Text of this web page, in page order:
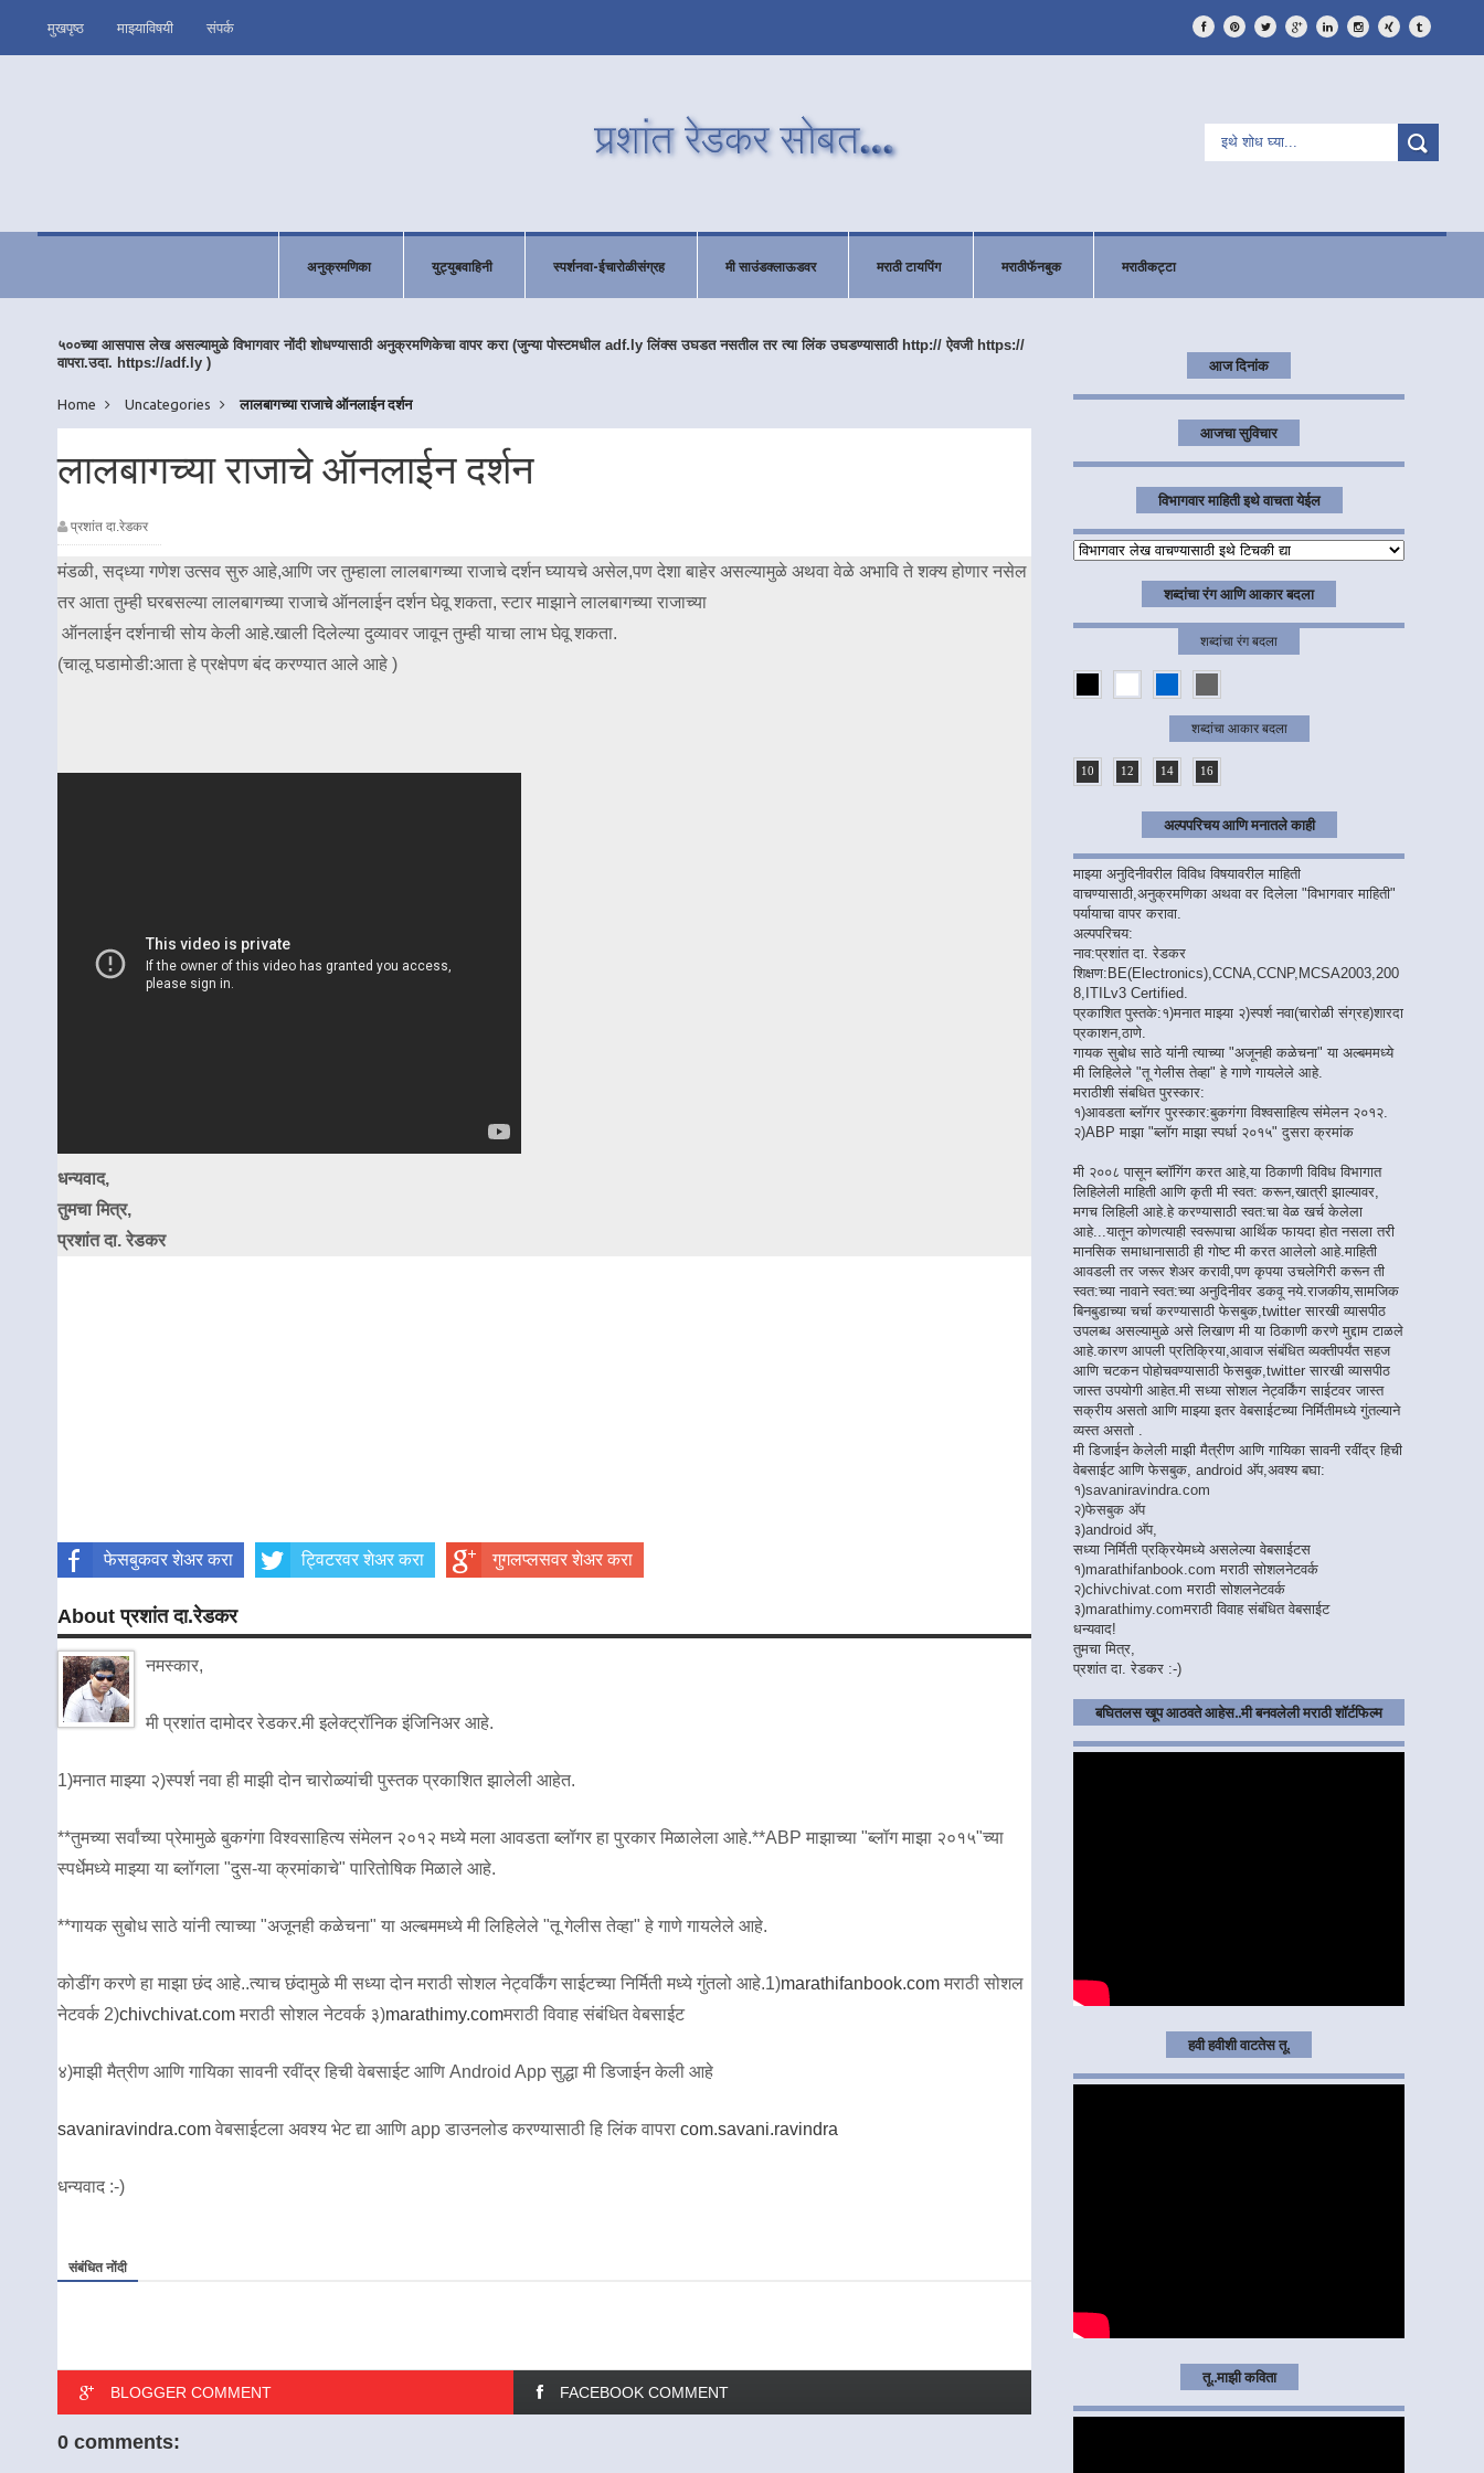
मुखपृष्ठ माझ्याविषयी संपर्क
अनुक्रमणिका युट्युबवाहिनी स्पर्शनवा-ईचारोळीसंग्रह मी साउंडक्लाऊडवर मराठी टायपिंग मराठीफॅनबुक मराठीकट्टा
५००च्या आसपास लेख असल्यामुळे विभागवार नोंदी शोधण्यासाठी अनुक्रमणिकेचा वापर करा (जुन्या पोस्टमधील adf.ly लिंक्स उघडत नसतील तर त्या लिंक उघडण्यासाठी http:// ऐवजी https://
वापरा.उदा. https://adf.ly )
Home Uncategories लालबागच्या राजाचे ऑनलाईन दर्शन
लालबागच्या राजाचे ऑनलाईन दर्शन
प्रशांत दा.रेडकर
मंडळी, सद्ध्या गणेश उत्सव सुरु आहे,आणि जर तुम्हाला लालबागच्या राजाचे दर्शन घ्यायचे असेल,पण देशा बाहेर असल्यामुळे अथवा वेळे अभावि ते शक्य होणार नसेल
तर आता तुम्ही घरबसल्या लालबागच्या राजाचे ऑनलाईन दर्शन घेवू शकता, स्टार माझाने लालबागच्या राजाच्या
ऑनलाईन दर्शनाची सोय केली आहे.खाली दिलेल्या दुव्यावर जावून तुम्ही याचा लाभ घेवू शकता.
(चालू घडामोडी:आता हे प्रक्षेपण बंद करण्यात आले आहे )
धन्यवाद,
तुमचा मित्र,
प्रशांत दा. रेडकर
फेसबुकवर शेअर करा ट्विटरवर शेअर करा गुगलप्लसवर शेअर करा
About प्रशांत दा.रेडकर
नमस्कार,
मी प्रशांत दामोदर रेडकर.मी इलेक्ट्रॉनिक इंजिनिअर आहे.
1)मनात माझ्या २)स्पर्श नवा ही माझी दोन चारोळ्यांची पुस्तक प्रकाशित झालेली आहेत.
**तुमच्या सर्वांच्या प्रेमामुळे बुकगंगा विश्वसाहित्य संमेलन २०१२ मध्ये मला आवडता ब्लॉगर हा पुरकार मिळालेला आहे.**ABP माझाच्या "ब्लॉग माझा २०१५"च्या
स्पर्धेमध्ये माझ्या या ब्लॉगला "दुस-या क्रमांकाचे" पारितोषिक मिळाले आहे.
**गायक सुबोध साठे यांनी त्याच्या "अजूनही कळेचना" या अल्बममध्ये मी लिहिलेले "तू गेलीस तेव्हा" हे गाणे गायलेले आहे.
कोडींग करणे हा माझा छंद आहे..त्याच छंदामुळे मी सध्या दोन मराठी सोशल नेट्वर्किंग साईटच्या निर्मिती मध्ये गुंतलो आहे.1)marathifanbook.com मराठी सोशल
नेटवर्क 2)chivchivat.com मराठी सोशल नेटवर्क ३)marathimy.comमराठी विवाह संबंधित वेबसाईट
४)माझी मैत्रीण आणि गायिका सावनी रवींद्र हिची वेबसाईट आणि Android App सुद्धा मी डिजाईन केली आहे
savaniravindra.com वेबसाईटला अवश्य भेट द्या आणि app डाउनलोड करण्यासाठी हि लिंक वापरा com.savani.ravindra
धन्यवाद :-)
संबंधित नोंदी
BLOGGER COMMENT FACEBOOK COMMENT
0 comments:
आज दिनांक
आजचा सुविचार
विभागवार माहिती इथे वाचता येईल
शब्दांचा रंग आणि आकार बदला
शब्दांचा रंग बदला
शब्दांचा आकार बदला
10 12 14 16
अल्पपरिचय आणि मनातले काही
माझ्या अनुदिनीवरील विविध विषयावरील माहिती
वाचण्यासाठी,अनुक्रमणिका अथवा वर दिलेला "विभागवार माहिती"
पर्यायाचा वापर करावा.
अल्पपरिचय:
नाव:प्रशांत दा. रेडकर
शिक्षण:BE(Electronics),CCNA,CCNP,MCSA2003,200
8,ITILv3 Certified.
प्रकाशित पुस्तके:१)मनात माझ्या २)स्पर्श नवा(चारोळी संग्रह)शारदा
प्रकाशन,ठाणे.
गायक सुबोध साठे यांनी त्याच्या "अजूनही कळेचना" या अल्बममध्ये
मी लिहिलेले "तू गेलीस तेव्हा" हे गाणे गायलेले आहे.
मराठीशी संबधित पुरस्कार:
१)आवडता ब्लॉगर पुरस्कार:बुकगंगा विश्वसाहित्य संमेलन २०१२.
२)ABP माझा "ब्लॉग माझा स्पर्धा २०१५" दुसरा क्रमांक
मी २००८ पासून ब्लॉगिंग करत आहे,या ठिकाणी विविध विभागात
लिहिलेली माहिती आणि कृती मी स्वत: करून,खात्री झाल्यावर,
मगच लिहिली आहे.हे करण्यासाठी स्वत:चा वेळ खर्च केलेला
आहे...यातून कोणत्याही स्वरूपाचा आर्थिक फायदा होत नसला तरी
मानसिक समाधानासाठी ही गोष्ट मी करत आलेलो आहे.माहिती
आवडली तर जरूर शेअर करावी,पण कृपया उचलेगिरी करून ती
स्वत:च्या नावाने स्वत:च्या अनुदिनीवर डकवू नये.राजकीय,सामजिक
बिनबुडाच्या चर्चा करण्यासाठी फेसबुक,twitter सारखी व्यासपीठ
उपलब्ध असल्यामुळे असे लिखाण मी या ठिकाणी करणे मुद्दाम टाळले
आहे.कारण आपली प्रतिक्रिया,आवाज संबंधित व्यक्तीपर्यंत सहज
आणि चटकन पोहोचवण्यासाठी फेसबुक,twitter सारखी व्यासपीठ
जास्त उपयोगी आहेत.मी सध्या सोशल नेट्वर्किंग साईटवर जास्त
सक्रीय असतो आणि माझ्या इतर वेबसाईटच्या निर्मितीमध्ये गुंतल्याने
व्यस्त असतो .
मी डिजाईन केलेली माझी मैत्रीण आणि गायिका सावनी रवींद्र हिची
वेबसाईट आणि फेसबुक, android अ‍ॅप,अवश्य बघा:
१)savaniravindra.com
२)फेसबुक अ‍ॅप
३)android अ‍ॅप,
सध्या निर्मिती प्रक्रियेमध्ये असलेल्या वेबसाईटस
१)marathifanbook.com मराठी सोशलनेटवर्क
२)chivchivat.com मराठी सोशलनेटवर्क
३)marathimy.comमराठी विवाह संबंधित वेबसाईट
धन्यवाद!
तुमचा मित्र,
प्रशांत दा. रेडकर :-)
बघितलस खूप आठवते आहेस..मी बनवलेली मराठी शॉर्टफिल्म
हवी हवीशी वाटतेस तू.
तू..माझी कविता